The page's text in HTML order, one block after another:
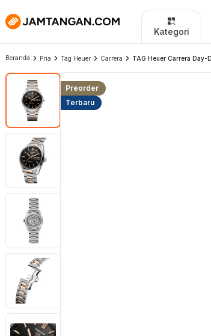
Kategori
Beranda Pria Tag Heuer Carrera TAG Heuer Carrera Day-
Preorder
Terbaru